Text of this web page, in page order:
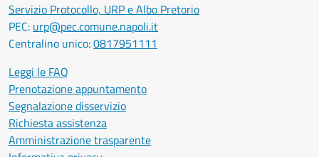
Servizio Protocollo, URP e Albo Pretorio
PEC: urp@pec.comune.napoli.it
Centralino unico:0817951111
Leggi le FAQ
Prenotazione appuntamento
Segnalazione disservizio
Richiesta assistenza
Amministrazione trasparente